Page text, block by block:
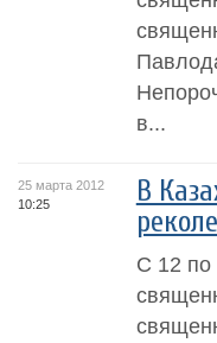
в...
25 марта 2012
10:25
В
С 12 по